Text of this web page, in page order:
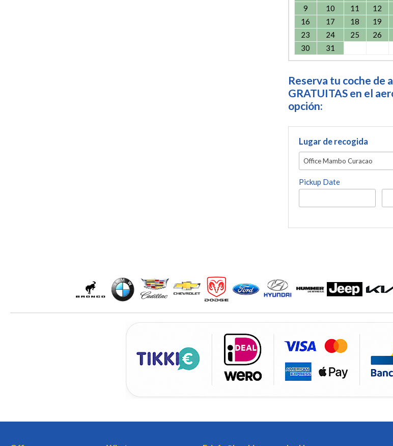
9
10 11 12
16
17 18 19
23
24 25 26
30
31
Reserva tu coche de
GRATUITAS en el
opción:
Lugar de recogida
Office Mambo Curacao
Pickup Date